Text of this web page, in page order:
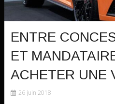
ENTRE
ET
ACHETER UNE
26 juin 2018